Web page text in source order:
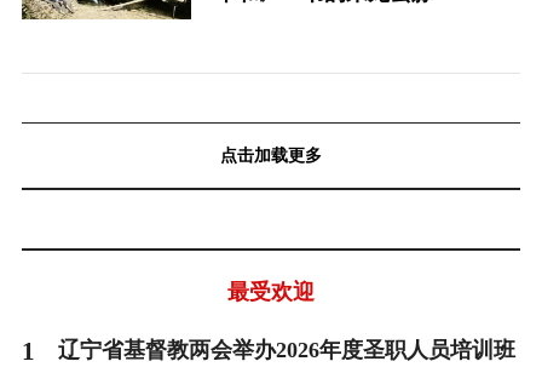
点击加载更多
最受欢迎
1 辽宁省基督教两会举办2026年度圣职人员培训班